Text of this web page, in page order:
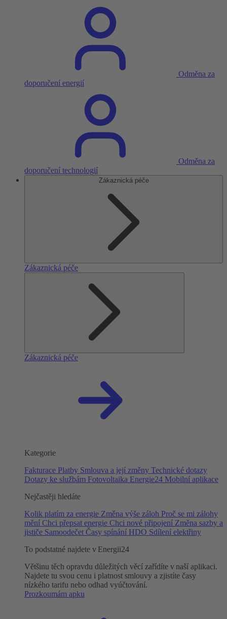
Odměna za
doporučení energií
Odměna za
doporučení technologií
Zákaznická péče
Zákaznická péče
Zákaznická péče
Kategorie
Fakturace Platby Smlouva a její změny Technické dotazy
Dotazy ke službám Fotovoltaika Energie24 Mobilní aplikace
Nejčastěji hledáte
Kolik platím za energie Změna výše záloh Proč se mi zálohy
mění Chci přepsat energie Chci nové připojení Změna sazby a
jističe Samoodečet Časy spínání HDO Sdílení elektřiny
To podstatné najdete v Energii24
Většinu těch opravdu důležitých věcí zařídíte v naší aplikaci.
Najdete tu svou cenu i platnost smlouvy a zjistíte časy
nízkého tarifu nebo odhad vyúčtování.
Prozkoumám apku